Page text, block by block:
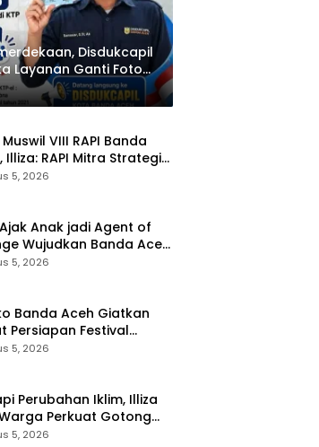
Disdukcapil
Layanan Ganti Foto
VIII RAPI Banda
Illiza: RAPI Mitra Strategis
5, 2026
Anak jadi Agent of
Wujudkan Banda Aceh
Anak
5, 2026
Banda Aceh Giatkan
Persiapan Festival
di Pasar Atjeh
5, 2026
Perubahan Iklim, Illiza
Perkuat Gotong
dan Kampung Proklim
5, 2026